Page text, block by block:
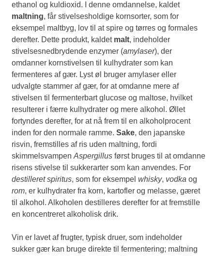
ethanol og kuldioxid. I denne omdannelse, kaldet
maltning, får stivelsesholdige kornsorter, som for
eksempel maltbyg, lov til at spire og tørres og formales
derefter. Dette produkt, kaldet malt, indeholder
stivelsesnedbrydende enzymer (amylaser), der
omdanner kornstivelsen til kulhydrater som kan
fermenteres af gær. Lyst øl bruger amylaser eller
udvalgte stammer af gær, for at omdanne mere af
stivelsen til fermenterbart glucose og maltose, hvilket
resulterer i færre kulhydrater og mere alkohol. Øllet
fortyndes derefter, for at nå frem til en alkoholprocent
inden for den normale ramme. Sake, den japanske
risvin, fremstilles af ris uden maltning, fordi
skimmelsvampen Aspergillus først bruges til at omdanne
risens stivelse til sukkerarter som kan anvendes. For
destilleret spiritus, som for eksempel whisky, vodka og
rom, er kulhydrater fra korn, kartofler og melasse, gæret
til alkohol. Alkoholen destilleres derefter for at fremstille
en koncentreret alkoholisk drik.
Vin er lavet af frugter, typisk druer, som indeholder
sukker gær kan bruge direkte til fermentering; maltning